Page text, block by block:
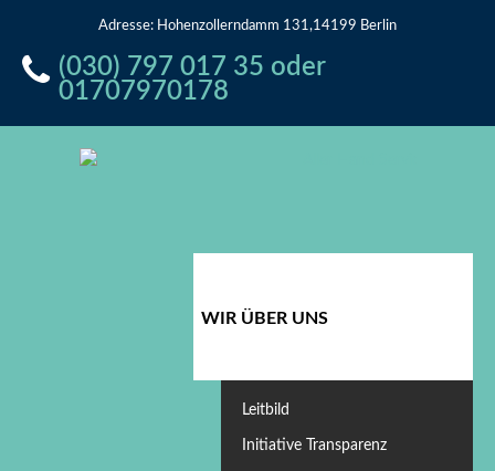
Adresse: Hohenzollerndamm 131,14199 Berlin
(030) 797 017 35 oder
01707970178
WIR ÜBER UNS
Leitbild
Initiative Transparenz